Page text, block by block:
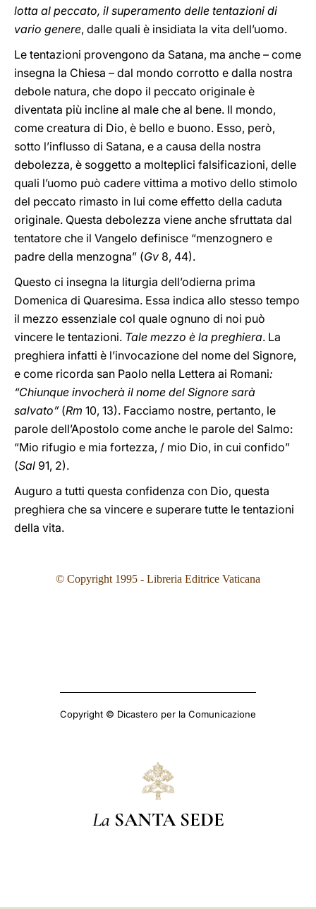
lotta al peccato, il superamento delle tentazioni di
vario genere, dalle quali è insidiata la vita dell’uomo.
Le tentazioni provengono da Satana, ma anche – come
insegna la Chiesa – dal mondo corrotto e dalla nostra
debole natura, che dopo il peccato originale è
diventata più incline al male che al bene. Il mondo,
come creatura di Dio, è bello e buono. Esso, però,
sotto l’influsso di Satana, e a causa della nostra
debolezza, è soggetto a molteplici falsificazioni, delle
quali l’uomo può cadere vittima a motivo dello stimolo
del peccato rimasto in lui come effetto della caduta
originale. Questa debolezza viene anche sfruttata dal
tentatore che il Vangelo definisce “menzognero e
padre della menzogna” (Gv 8, 44).
Questo ci insegna la liturgia dell’odierna prima
Domenica di Quaresima. Essa indica allo stesso tempo
il mezzo essenziale col quale ognuno di noi può
vincere le tentazioni. Tale mezzo è la preghiera. La
preghiera infatti è l’invocazione del nome del Signore,
e come ricorda san Paolo nella Lettera ai Romani:
“Chiunque invocherà il nome del Signore sarà
salvato”(Rm 10, 13). Facciamo nostre, pertanto, le
parole dell’Apostolo come anche le parole del Salmo:
“Mio rifugio e mia fortezza, / mio Dio, in cui confido”
(Sal 91, 2).
Auguro a tutti questa confidenza con Dio, questa
preghiera che sa vincere e superare tutte le tentazioni
della vita.
© Copyright 1995 - Libreria Editrice Vaticana
Copyright © Dicastero per la Comunicazione
La SANTA SEDE